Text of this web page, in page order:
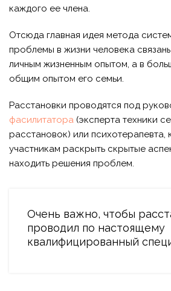
каждого ее члена.
Отсюда главная идея метода
проблемы в жизни человека
личным жизненным опытом, а в
общим опытом его семьи.
Расстановки проводятся под
фасилитатора (эксперта техники
расстановок) или психотерапевта,
участникам раскрыть скрытые
находить решения проблем.
Очень важно, чтобы
проводил по настоящему
квалифицированный